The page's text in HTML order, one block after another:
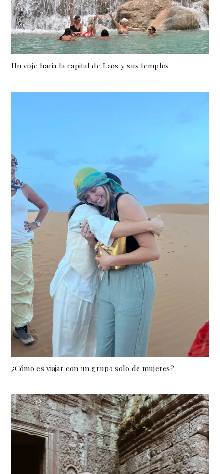
Un viaje hacia la capital de Laos y sus templos
¿Cómo es viajar con un grupo solo de mujeres?